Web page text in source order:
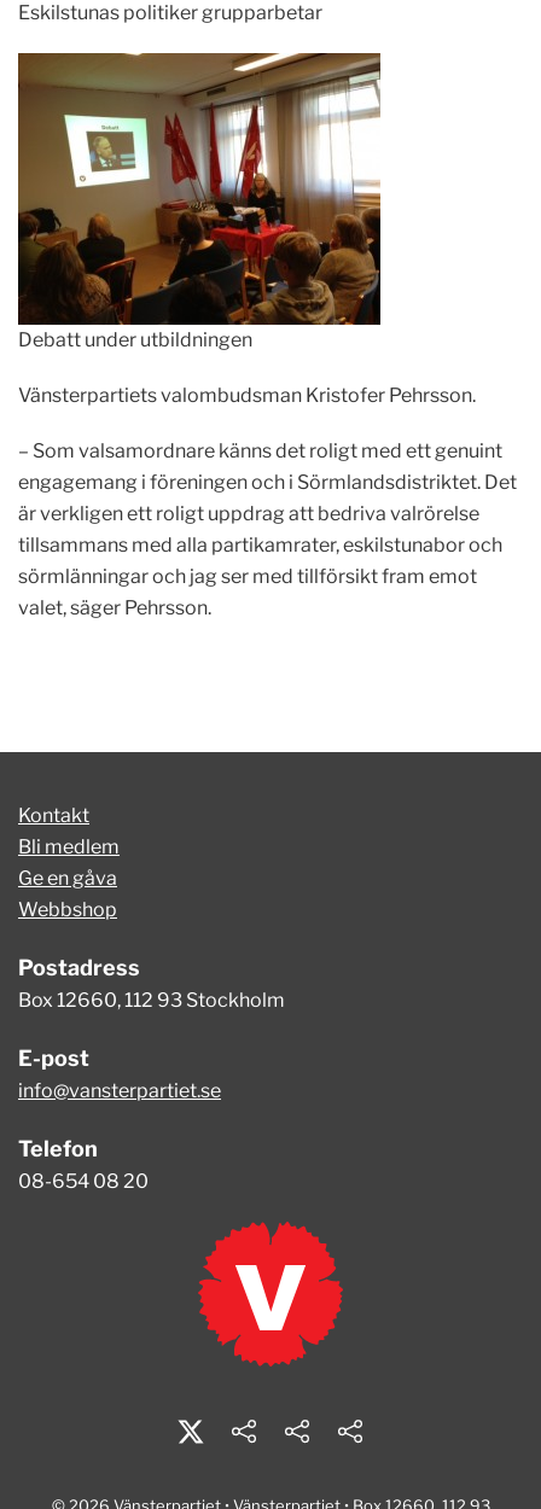
Eskilstunas politiker grupparbetar
Debatt under utbildningen
Vänsterpartiets valombudsman Kristofer Pehrsson.
– Som valsamordnare känns det roligt med ett genuint
engagemang i föreningen och i Sörmlandsdistriktet. Det
är verkligen ett roligt uppdrag att bedriva valrörelse
tillsammans med alla partikamrater, eskilstunabor och
sörmlänningar och jag ser med tillförsikt fram emot
valet, säger Pehrsson.
Kontakt
Bli medlem
Ge en gåva
Webbshop
Postadress
Box 12660, 112 93 Stockholm
E-post
info@vansterpartiet.se
Telefon
08-654 08 20